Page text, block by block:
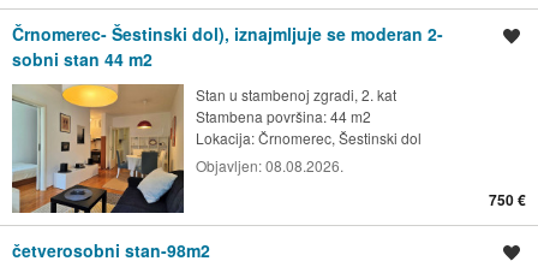
Črnomerec- Šestinski dol), iznajmljuje se moderan 2-
sobni stan 44 m2
Stan u stambenoj zgradi, 2. kat
Stambena površina: 44 m2
Lokacija:Črnomerec, Šestinski dol
Objavljen:08.08.2026.
750 €
četverosobni stan-98m2